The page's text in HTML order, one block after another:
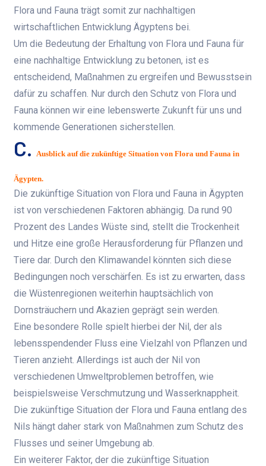
Flora und Fauna trägt somit zur nachhaltigen
wirtschaftlichen Entwicklung Ägyptens bei.
Um die Bedeutung der Erhaltung von Flora und Fauna für
eine nachhaltige Entwicklung zu betonen, ist es
entscheidend, Maßnahmen zu ergreifen und Bewusstsein
dafür zu schaffen. Nur durch den Schutz von Flora und
Fauna können wir eine lebenswerte Zukunft für uns und
kommende Generationen sicherstellen.
C. Ausblick auf die zukünftige Situation von Flora und Fauna in
Ägypten.
Die zukünftige Situation von Flora und Fauna in Ägypten
ist von verschiedenen Faktoren abhängig. Da rund 90
Prozent des Landes Wüste sind, stellt die Trockenheit
und Hitze eine große Herausforderung für Pflanzen und
Tiere dar. Durch den Klimawandel könnten sich diese
Bedingungen noch verschärfen. Es ist zu erwarten, dass
die Wüstenregionen weiterhin hauptsächlich von
Dornsträuchern und Akazien geprägt sein werden.
Eine besondere Rolle spielt hierbei der Nil, der als
lebensspendender Fluss eine Vielzahl von Pflanzen und
Tieren anzieht. Allerdings ist auch der Nil von
verschiedenen Umweltproblemen betroffen, wie
beispielsweise Verschmutzung und Wasserknappheit.
Die zukünftige Situation der Flora und Fauna entlang des
Nils hängt daher stark von Maßnahmen zum Schutz des
Flusses und seiner Umgebung ab.
Ein weiterer Faktor, der die zukünftige Situation